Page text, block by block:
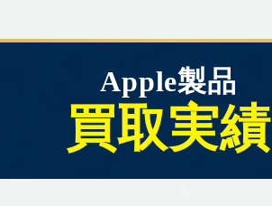
Apple製品
買取実績